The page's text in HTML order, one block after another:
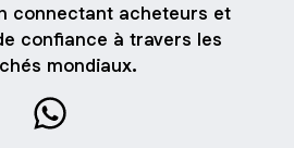
connectant acheteurs et
confiance à travers les
mondiaux.